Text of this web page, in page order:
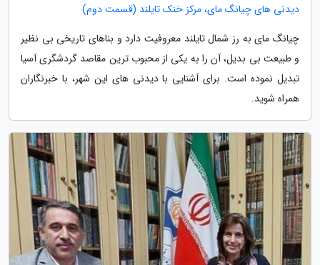
دیدنی های چیانگ مای، مرکز خنک تایلند (قسمت دوم)
چیانگ مای به رز شمال تایلند معروفیت دارد و بناهای تاریخی بی نظیر
و طبیعت بی بدیل، آن را به یکی از محبوب ترین مقاصد گردشگری آسیا
تبدیل نموده است. برای آشنایی با دیدنی های این شهر، با خبرنگاران
همراه شوید.